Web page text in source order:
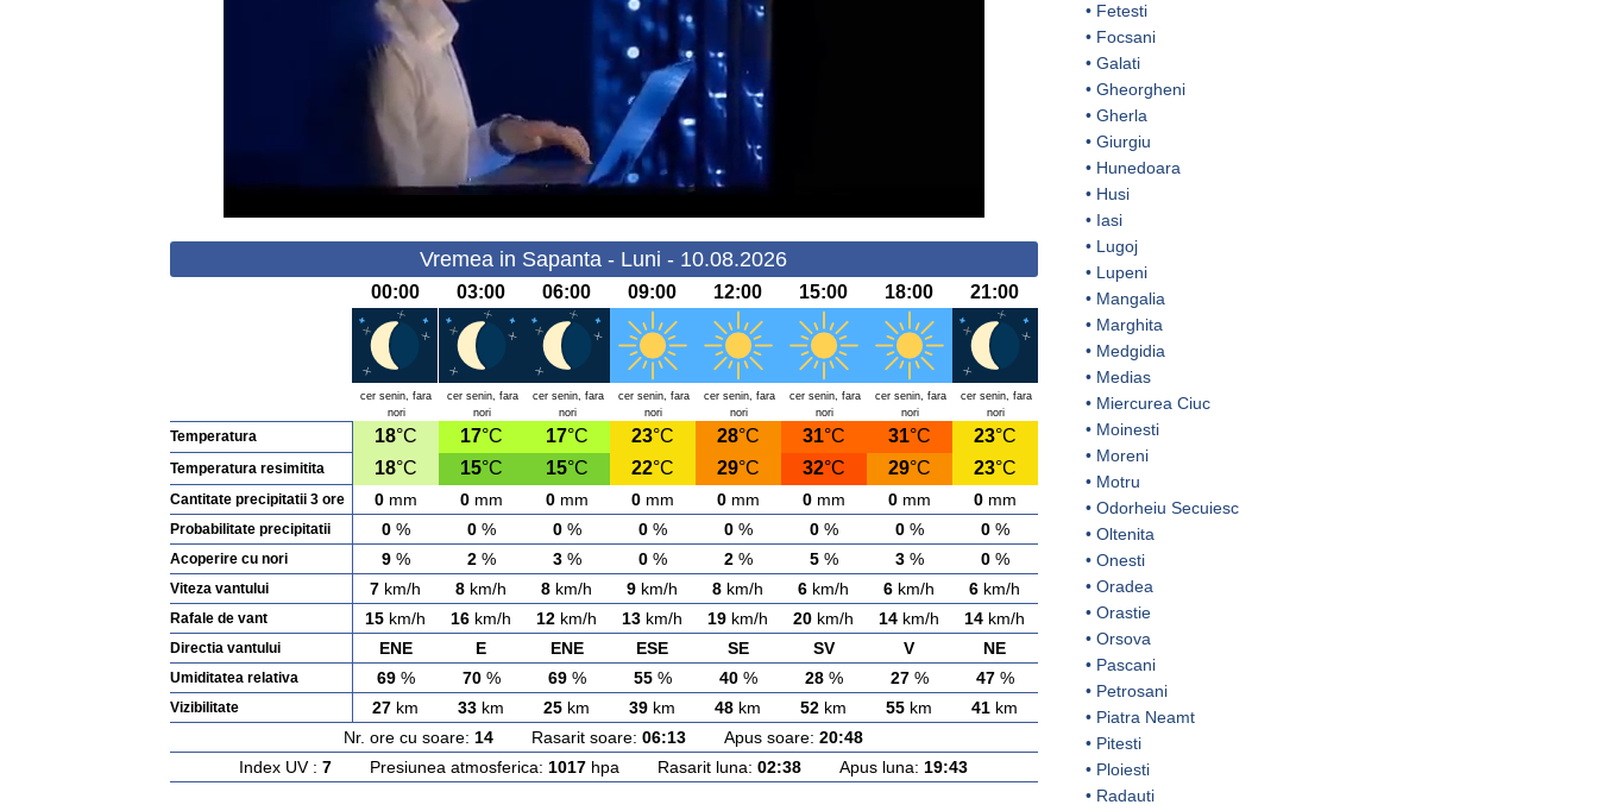
Vremea in Sapanta - Luni - 10.08.2026
00:00 03:00 06:00 09:00 12:00 15:00 18:00 21:00
cer senin, fara
nori
cer senin, fara
nori
cer senin, fara
nori
cer senin, fara
nori
cer senin, fara
nori
cer senin, fara
nori
cer senin, fara
nori
cer senin, fara
nori
Temperatura 18°C 17°C 17°C 23°C 28°C 31°C 31°C 23°C
Temperatura resimitita 18°C 15°C 15°C 22°C 29°C 32°C 29°C 23°C
Cantitate precipitatii 3 ore 0mm 0mm 0mm 0mm 0mm 0mm 0mm 0mm
Probabilitate precipitatii 0% 0% 0% 0% 0% 0% 0% 0%
Acoperire cu nori 9% 2% 3% 0% 2% 5% 3% 0%
Viteza vantului 7 km/h 8 km/h 8 km/h 9 km/h 8 km/h 6 km/h 6 km/h 6 km/h
Rafale de vant 15 km/h 16 km/h 12 km/h 13 km/h 19 km/h 20 km/h 14 km/h 14 km/h
Directia vantului ENE E ENE ESE SE SV V NE
Umiditatea relativa 69% 70% 69% 55% 40% 28% 27% 47%
Vizibilitate 27 km 33 km 25 km 39 km 48 km 52 km 55 km 41 km
Nr. ore cu soare: 14 Rasarit soare: 06:13 Apus soare: 20:48
Index UV : 7 Presiunea atmosferica: 1017 hpa Rasarit luna: 02:38 Apus luna: 19:43
• Fetesti
• Focsani
• Galati
• Gheorgheni
• Gherla
• Giurgiu
• Hunedoara
• Husi
• Iasi
• Lugoj
• Lupeni
• Mangalia
• Marghita
• Medgidia
• Medias
• Miercurea Ciuc
• Moinesti
• Moreni
• Motru
• Odorheiu Secuiesc
• Oltenita
• Onesti
• Oradea
• Orastie
• Orsova
• Pascani
• Petrosani
• Piatra Neamt
• Pitesti
• Ploiesti
• Radauti